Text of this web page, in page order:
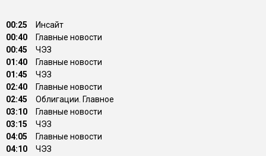
00:25
Инсайт
00:40
Главные новости
00:45
ЧЭЗ
01:40
Главные новости
01:45
ЧЭЗ
02:40
Главные новости
02:45
Облигации. Главное
03:10
Главные новости
03:15
ЧЭЗ
04:05
Главные новости
04:10
ЧЭЗ